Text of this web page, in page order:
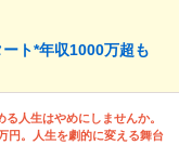
ト*年収1000万超も
る人生はやめにしませんか。
円。人生を劇的に変える舞台